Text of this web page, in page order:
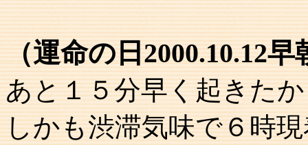
（運命の日2000.10.12早
あと１５分早く起きた
しかも渋滞気味で６時